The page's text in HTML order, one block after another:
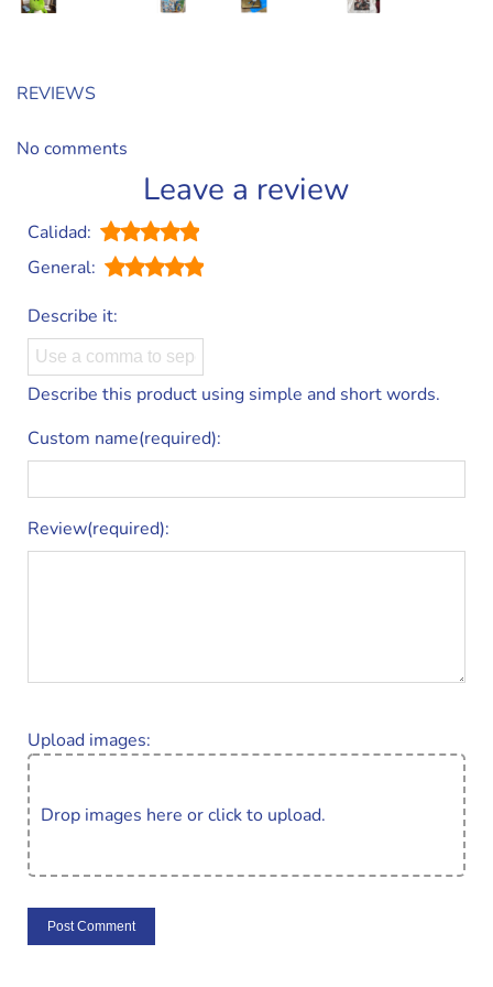
REVIEWS
No comments
Leave a review
Calidad:
General:
Describe it:
Describe this product using simple and short words.
Custom name(required):
Review(required):
Upload images:
Drop images here or click to upload.